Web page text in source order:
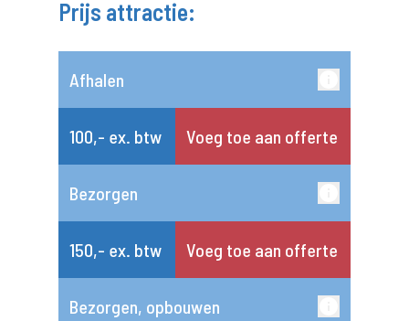
Prijs attractie:
Afhalen
100,- ex. btw Voeg toe aan offerte
Bezorgen
150,- ex. btw Voeg toe aan offerte
Bezorgen, opbouwen